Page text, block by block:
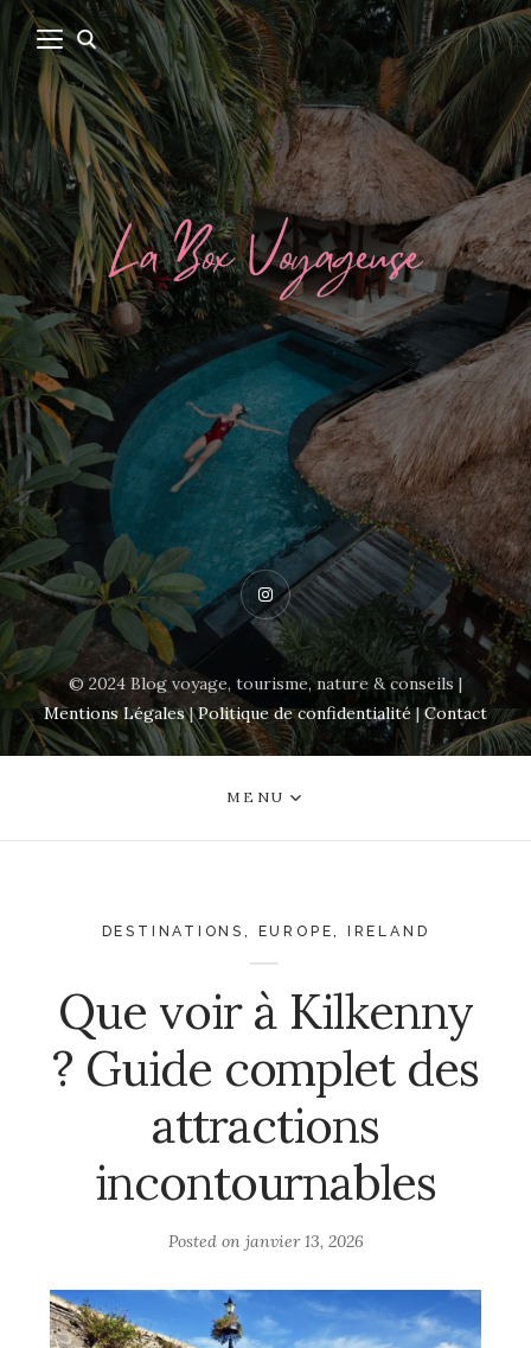
Instagram
© 2024 Blog voyage, tourisme, nature & conseils |
Mentions Légales|Politique de confidentialité|Contact
MENU
DESTINATIONS EUROPE IRELAND
Que voir à Kilkenny
? Guide complet des
attractions
incontournables
Posted on janvier 13, 2026